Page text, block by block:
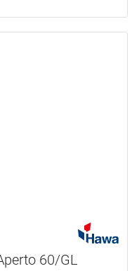
60/GL